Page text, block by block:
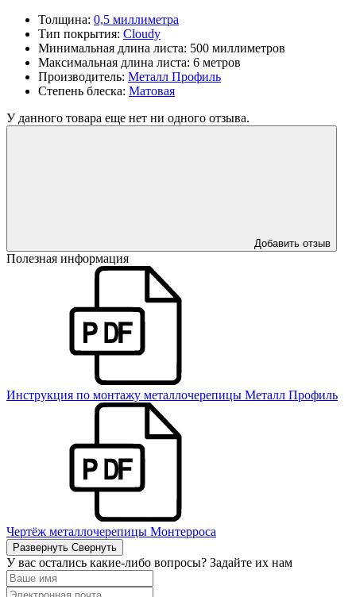
Толщина: 0,5 миллиметра
Тип покрытия: Cloudy
Минимальная длина листа: 500 миллиметров
Максимальная длина листа: 6 метров
Производитель: Металл Профиль
Степень блеска: Матовая
У данного товара еще нет ни одного отзыва.
Добавить отзыв
Полезная информация
Инструкция по монтажу металлочерепицы Металл Профиль
Чертёж металлочерепицы Монтерроса
Развернуть Свернуть
У вас остались какие-либо вопросы? Задайте их нам